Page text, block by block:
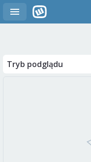
Tryb podglądu